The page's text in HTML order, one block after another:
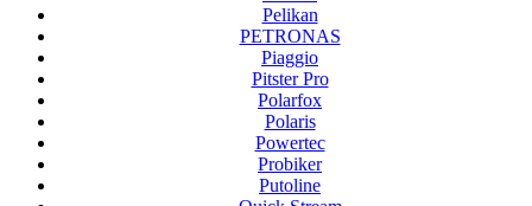
Pelikan
PETRONAS
Piaggio
Pitster Pro
Polarfox
Polaris
Powertec
Probiker
Putoline